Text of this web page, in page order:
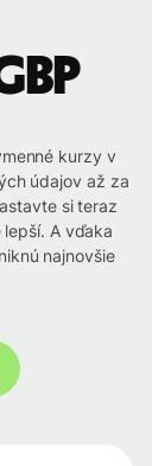
kurzy v
údajov až za
si teraz
A vďaka
najnovšie